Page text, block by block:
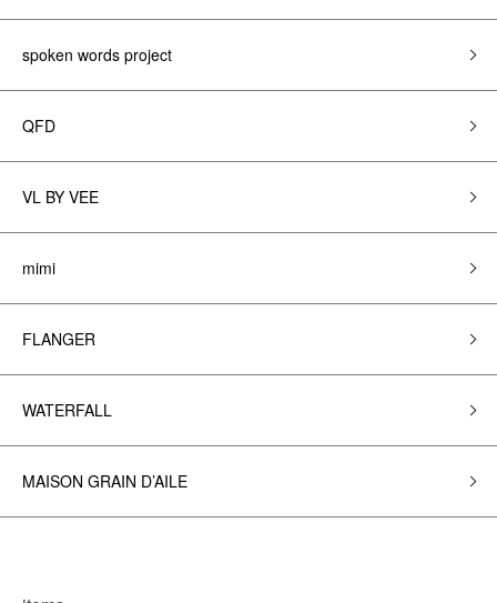
spoken words project
QFD
VL BY VEE
mimi
FLANGER
WATERFALL
MAISON GRAIN D’AILE